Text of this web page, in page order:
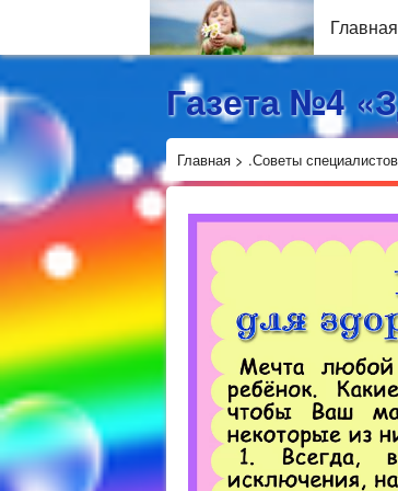
Главная
Газета №4
Главная > .Советы специалистов